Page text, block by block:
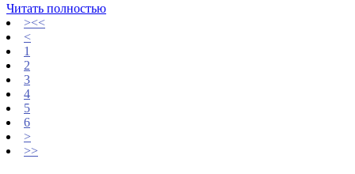
Читать полностью
><<
<
1
2
3
4
5
6
>
>>